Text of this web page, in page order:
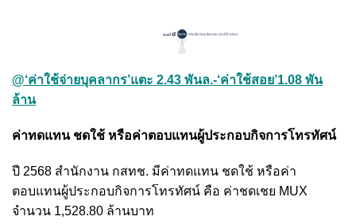
@‘ค่าใช้จ่ายบุคลากร’แตะ 2.43 พันล.-‘ค่าใช้สอย’1.08 พัน
ล้าน
ค่าทดแทน ชดใช้ หรือค่าตอบแทนผู้ประกอบกิจการโทรทัศน์
ปี 2568 สำนักงาน กสทช. มีค่าทดแทน ชดใช้ หรือค่า
ตอบแทนผู้ประกอบกิจการโทรทัศน์ คือ ค่าชดเชย MUX
จำนวน 1,528.80 ล้านบาท